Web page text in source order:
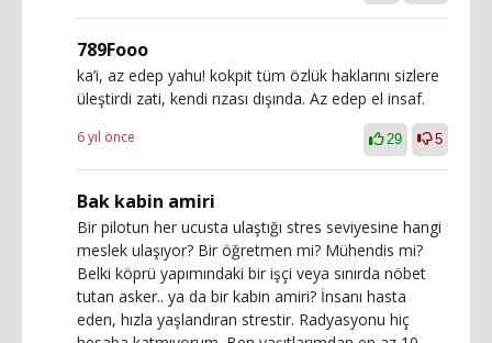
789Fooo
ka’i, az edep yahu! kokpit tüm özlük haklarını sizlere
üleştirdi zati, kendi rızası dışında. Az edep el insaf.
6 yıl önce 29 5
Bak kabin amiri
Bir pilotun her ucusta ulaştığı stres seviyesine hangi
meslek ulaşıyor? Bir öğretmen mi? Mühendis mi?
Belki köprü yapımındaki bir işçi veya sınırda nöbet
tutan asker.. ya da bir kabin amiri? İnsanı hasta
eden, hızla yaşlandıran strestir. Radyasyonu hiç